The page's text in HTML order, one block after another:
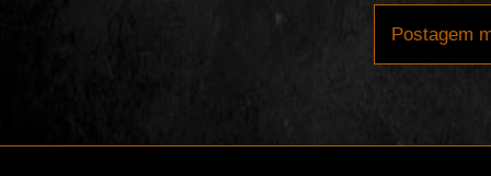
Postagem